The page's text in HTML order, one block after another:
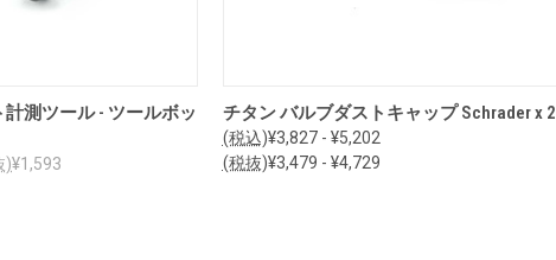
ートに追加
測ツール - ツールボッ
¥1,593
)
オプションを見る
チタン バルブダストキャップ Schrader x 2
¥3,827 - ¥5,202
(税込)
¥3,479 - ¥4,729
(税抜)